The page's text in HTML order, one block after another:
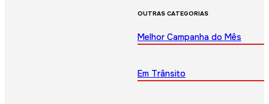
OUTRAS CATEGORIAS
Melhor Campanha do Mês
Em Trânsito